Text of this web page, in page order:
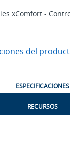
xComfort -
del
ESPECIFICACIONES
RECURSOS